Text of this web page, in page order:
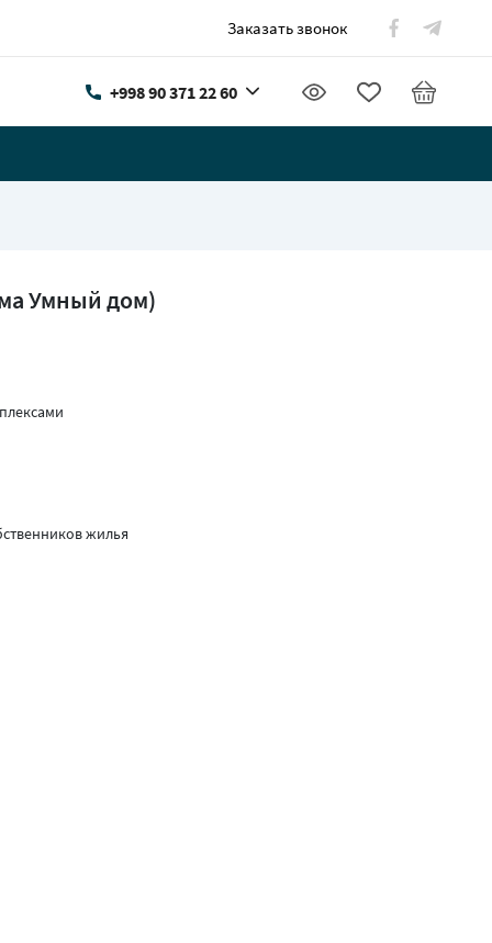
Заказать звонок
+998 90 371 22 60
Умный дом)
жилья